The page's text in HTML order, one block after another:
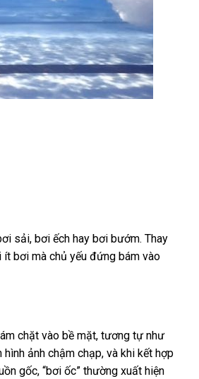
sải, bơi ếch hay bơi bướm. Thay
bơi mà chủ yếu đứng bám vào
chặt vào bề mặt, tương tự như
ảnh chậm chạp, và khi kết hợp
gốc, “bơi ốc” thường xuất hiện